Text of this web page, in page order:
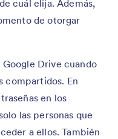
cuál elija. Además,
de otorgar
Drive cuando
compartidos. En
en los
las personas que
a ellos. También